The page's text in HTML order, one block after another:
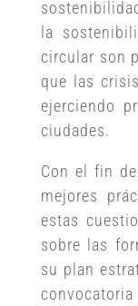
la
circular son
que las
ejerciendo
ciudades.
Con el fin
mejores
estas
sobre las
su plan